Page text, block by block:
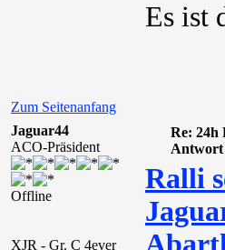
Es ist
Zum Seitenanfang
Jaguar44
ACO-Präsident
Offline
XJR - Gr. C 4ever
Re: 24h
Antwort
Ralli